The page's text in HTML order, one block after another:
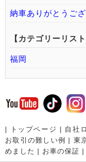
納車ありがとうご
【カテゴリーリスト
福岡
| トップページ | 自社
お取引の難しい例
| 東
めました | お車の保証 |